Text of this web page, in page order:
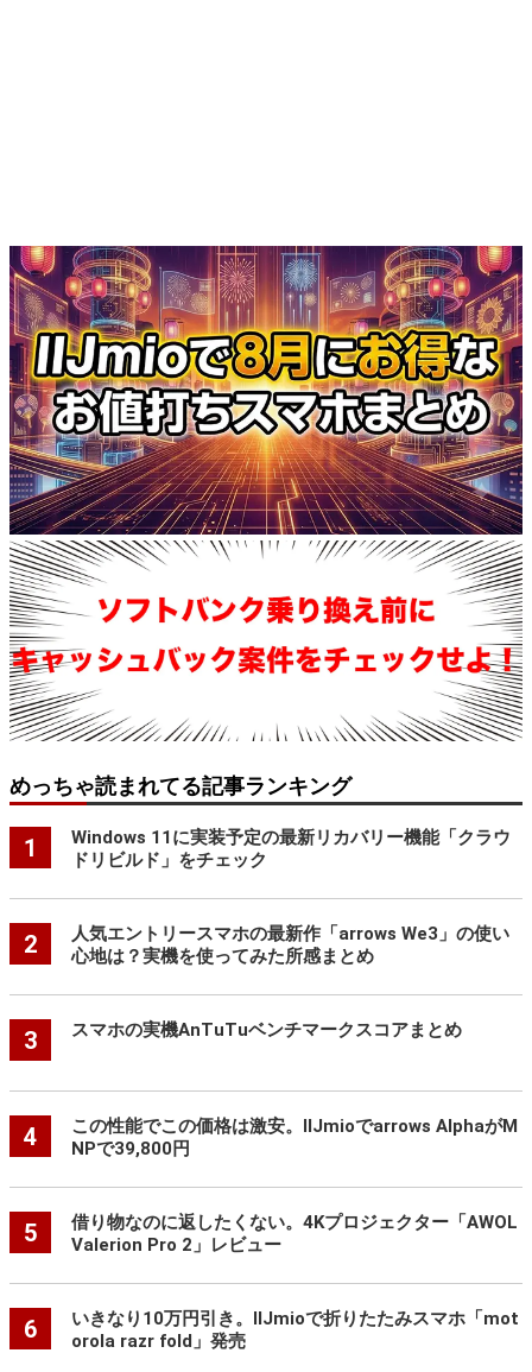
めっちゃ読まれてる記事ランキング
1
Windows 11に実装予定の最新リカバリー機能「クラウ
ドリビルド」をチェック
2
人気エントリースマホの最新作「arrows We3」の使い
心地は？実機を使ってみた所感まとめ
3 スマホの実機AnTuTuベンチマークスコアまとめ
4
この性能でこの価格は激安。IIJmioでarrows AlphaがM
NPで39,800円
5
借り物なのに返したくない。4Kプロジェクター「AWOL
Valerion Pro 2」レビュー
6
いきなり10万円引き。IIJmioで折りたたみスマホ「mot
orola razr fold」発売